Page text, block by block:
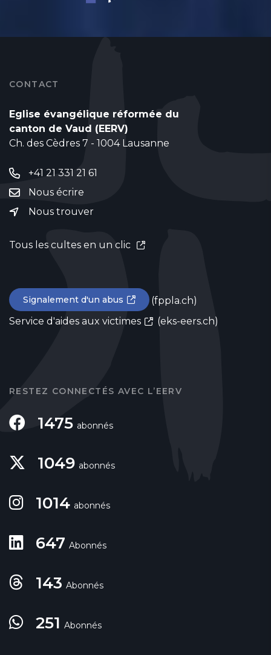
CONTACT
Eglise évangélique réformée du
canton de Vaud (EERV)
Ch. des Cèdres 7 - 1004 Lausanne
+41 21 331 21 61
Nous écrire
Nous trouver
Tous les cultes en un clic
Signalement d'un abus
(fppla.ch)
Service d'aides aux victimes
(eks-eers.ch)
RESTEZ CONNECTÉS AVEC L’EERV
1475 abonnés
1049 abonnés
1014 abonnés
647 Abonnés
143 Abonnés
251 Abonnés